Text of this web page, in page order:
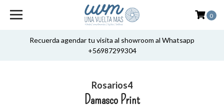
Recuerda agendar tu visita al showroom al Whatsapp
+56987299304
0
Rosarios4
Damasco Print